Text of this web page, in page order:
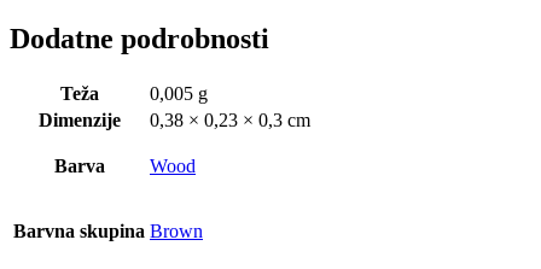
Dodatne podrobnosti
Teža
0,005 g
Dimenzije
0,38 × 0,23 × 0,3 cm
Barva Wood
Barvna skupina Brown